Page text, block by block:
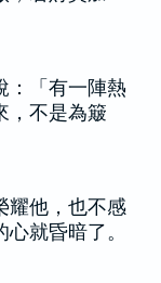
：「有一陣熱
，不是為簸
耀他，也不感
就昏暗了。